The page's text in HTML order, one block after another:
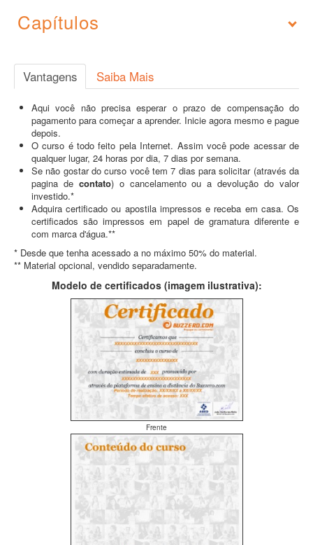
Capítulos
Vantagens Saiba Mais
Aqui você não precisa esperar o prazo de compensação do
pagamento para começar a aprender. Inicie agora mesmo e pague
depois.
O curso é todo feito pela Internet. Assim você pode acessar de
qualquer lugar, 24 horas por dia, 7 dias por semana.
Se não gostar do curso você tem 7 dias para solicitar (através da
pagina de contato) o cancelamento ou a devolução do valor
investido.*
Adquira certificado ou apostila impressos e receba em casa. Os
certificados são impressos em papel de gramatura diferente e
com marca d'água.**
* Desde que tenha acessado a no máximo 50% do material.
** Material opcional, vendido separadamente.
Modelo de certificados (imagem ilustrativa):
Frente